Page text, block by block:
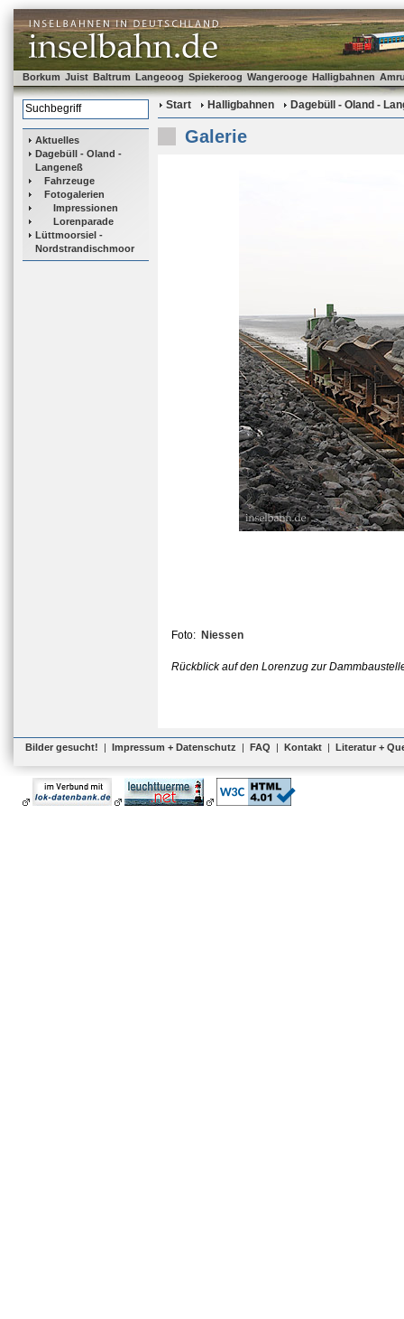
Borkum Juist Baltrum Langeoog Spiekeroog Wangerooge Halligbahnen
Aktuelles
Dagebüll - Oland -
Langeneß
Fahrzeuge
Fotogalerien
Impressionen
Lorenparade
Lüttmoorsiel -
Nordstrandischmoor
Start Halligbahnen Dagebüll - Oland -
Galerie
Foto: Niessen
Rückblick auf den Lorenzug zur
Bilder gesucht! | Impressum + Datenschutz | FAQ | Kontakt | Literatur +